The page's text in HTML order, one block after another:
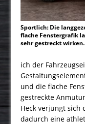
Sportlich: Die
flache Fenstergrafik
sehr gestreckt
ich der
und die flache
gestreckte
Heck verjüngt sich
dadurch eine